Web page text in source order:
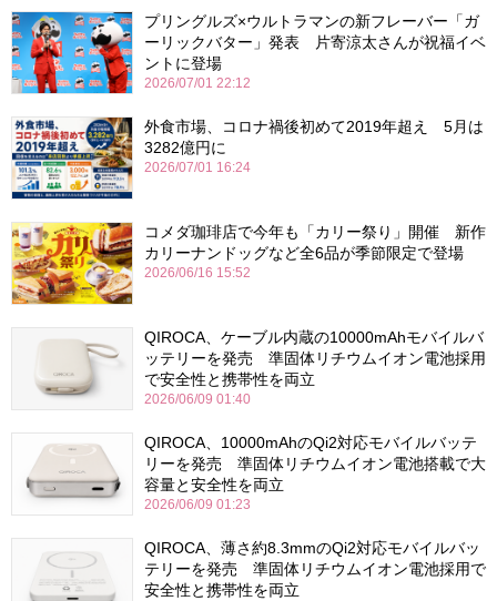
プリングルズ×ウルトラマンの新フレーバー「ガ
ーリックバター」発表 片寄涼太さんが祝福イベ
ントに登場
2026/07/01 22:12
外食市場、コロナ禍後初めて2019年超え 5月は
3282億円に
2026/07/01 16:24
コメダ珈琲店で今年も「カリー祭り」開催 新作
カリーナンドッグなど全6品が季節限定で登場
2026/06/16 15:52
QIROCA、ケーブル内蔵の10000mAhモバイルバ
ッテリーを発売 準固体リチウムイオン電池採用
で安全性と携帯性を両立
2026/06/09 01:40
QIROCA、10000mAhのQi2対応モバイルバッテ
リーを発売 準固体リチウムイオン電池搭載で大
容量と安全性を両立
2026/06/09 01:23
QIROCA、薄さ約8.3mmのQi2対応モバイルバッ
テリーを発売 準固体リチウムイオン電池採用で
安全性と携帯性を両立